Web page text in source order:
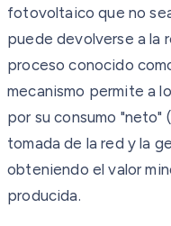
fotovoltaico que no
puede devolverse a la
proceso conocido
mecanismo permite a
por su consumo "neto"
tomada de la red y la
obteniendo el valor
producida.